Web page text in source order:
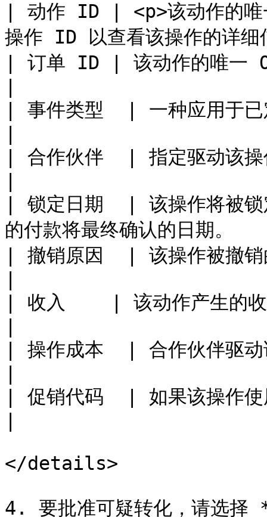
| 动作 ID | <p>该动作的
操作 ID 以查看该操作的详
| 订单 ID | 该动作的唯一
| 事件类型  | 一种应用于已
| 合作伙伴  | 指定驱动该操
| 锁定日期  | 该操作将被锁
的付款将最终确认的
| 撤销原因  | 该操作被撤销
| 收入    | 该动作产生的收
| 操作成本  | 合作伙伴驱动
| 促销代码  | 如果该操作使
</details>
4. 要批准可疑转化，请选